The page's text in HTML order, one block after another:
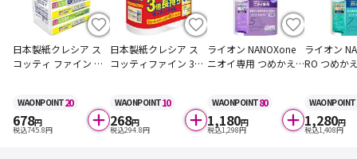
日本製紙クレシア ス
コッティ ファイン ペ
×3個
WAONPOINT20
678円
税込745.8円
日本製紙クレシア ス
コッティファイン 3倍
WAONPOINT10
268円
税込294.8円
ライオン NANOXone
ニオイ専用 つめかえ
WAONPOINT80
1,180円
税込1,298円
ライオン
RO つめか
WAONPOINT
1,280円
税込1,408円